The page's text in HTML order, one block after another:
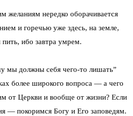
желаниям нередко оборачивается
и горечью уже здесь, на земле,
пить, ибо завтра умрем.
мы должны себя чего-то лишать”
более широкого вопроса — а чего
от Церкви и вообще от жизни? Если
— покоримся Богу и Его заповедям.